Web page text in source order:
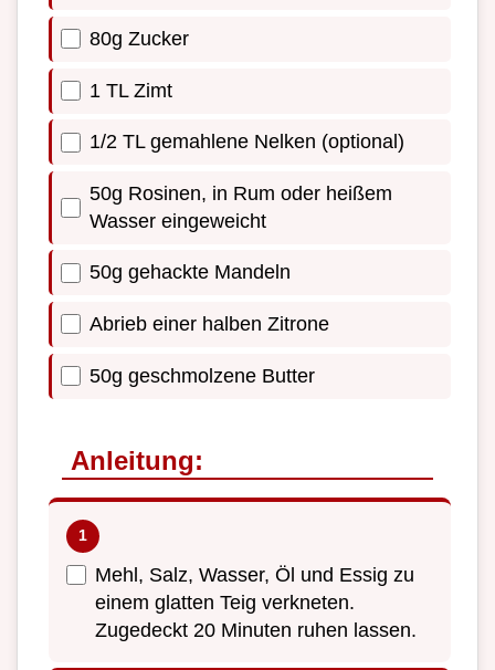
80g Zucker
1 TL Zimt
1/2 TL gemahlene Nelken (optional)
50g Rosinen, in Rum oder heißem
Wasser eingeweicht
50g gehackte Mandeln
Abrieb einer halben Zitrone
50g geschmolzene Butter
Anleitung:
Mehl, Salz, Wasser, Öl und Essig zu
einem glatten Teig verkneten.
Zugedeckt 20 Minuten ruhen lassen.